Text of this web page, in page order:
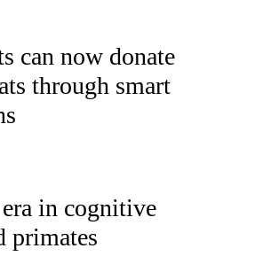
can now donate
through smart
in cognitive
primates